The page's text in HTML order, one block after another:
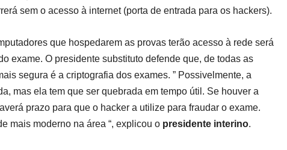
sem o acesso à internet (porta de entrada para os hackers).
que hospedarem as provas terão acesso à rede será
exame. O presidente substituto defende que, de todas as
segura é a criptografia dos exames. ” Possivelmente, a
mas ela tem que ser quebrada em tempo útil. Se houver a
prazo para que o hacker a utilize para fraudar o exame.
mais moderno na área “, explicou o presidente interino.